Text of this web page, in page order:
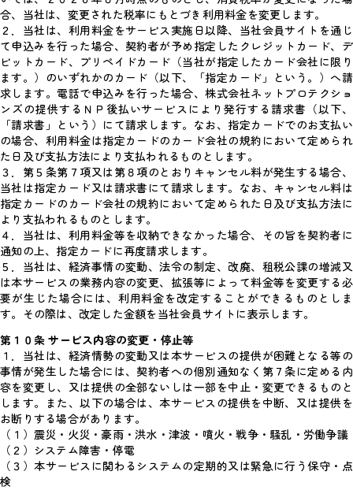
合、当社は、変更された税率にもとづき利用料金を変更します。
２．当社は、利用料金をサービス実施日以降、当社会員サイトを通じ
て申込みを行った場合、契約者が予め指定したクレジットカード、デ
ビットカード、プリペイドカード（当社が指定したカード会社に限り
ます。）のいずれかのカード（以下、「指定カード」という。）へ請
求します。電話で申込みを行った場合、株式会社ネットプロテクショ
ンズの提供するＮＰ後払いサービスにより発行する請求書（以下、
「請求書」という）にて請求します。なお、指定カードでのお支払い
の場合、利用料金は指定カードのカード会社の規約において定められ
た日及び支払方法により支払われるものとします。
３．第５条第７項又は第８項のとおりキャンセル料が発生する場合、
当社は指定カード又は請求書にて請求します。なお、キャンセル料は
指定カードのカード会社の規約において定められた日及び支払方法に
より支払われるものとします。
４．当社は、利用料金等を収納できなかった場合、その旨を契約者に
通知の上、指定カードに再度請求します。
５．当社は、経済事情の変動、法令の制定、改廃、租税公課の増減又
は本サービスの業務内容の変更、拡張等によって料金等を変更する必
要が生じた場合には、利用料金を改定することができるものとしま
す。その際は、改定した金額を当社会員サイトに表示します。
第１０条 サービス内容の変更・停止等
１．当社は、経済情勢の変動又は本サービスの提供が困難となる等の
事情が発生した場合には、契約者への個別通知なく第７条に定める内
容を変更し、又は提供の全部ないしは一部を中止・変更できるものと
します。また、以下の場合は、本サービスの提供を中断、又は提供を
お断りする場合があります。
（１）震災・火災・豪雨・洪水・津波・噴火・戦争・騒乱・労働争議
（２）システム障害・停電
（３）本サービスに関わるシステムの定期的又は緊急に行う保守・点
検